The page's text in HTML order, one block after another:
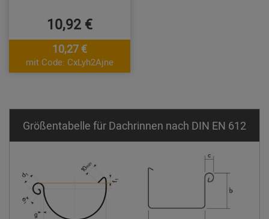
10,92 €
10,27 €
mit Code: CxLyh2Ajne
Größentabelle für Dachrinnen nach DIN EN 612